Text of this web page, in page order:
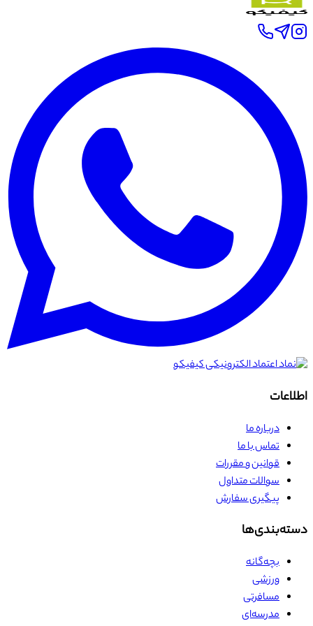
اطلاعات
درباره ما
تماس با ما
قوانین و مقررات
سوالات متداول
پیگیری سفارش
دسته‌بندی‌ها
بچه‌گانه
ورزشی
مسافرتی
مدرسه‌ای